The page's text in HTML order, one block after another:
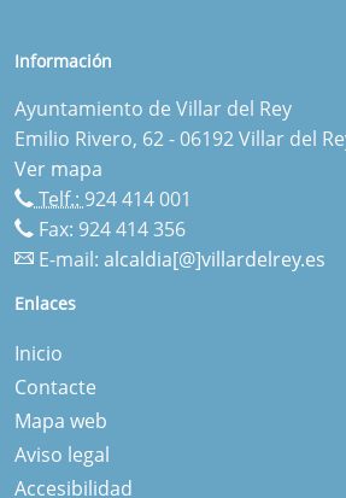
Información
Ayuntamiento de Villar del Rey
Emilio Rivero, 62 - 06192 Villar del
Ver mapa
Telf.: 924 414 001
Fax: 924 414 356
E-mail: alcaldia[@]villardelrey.es
Enlaces
Inicio
Contacte
Mapa web
Aviso legal
Accesibilidad